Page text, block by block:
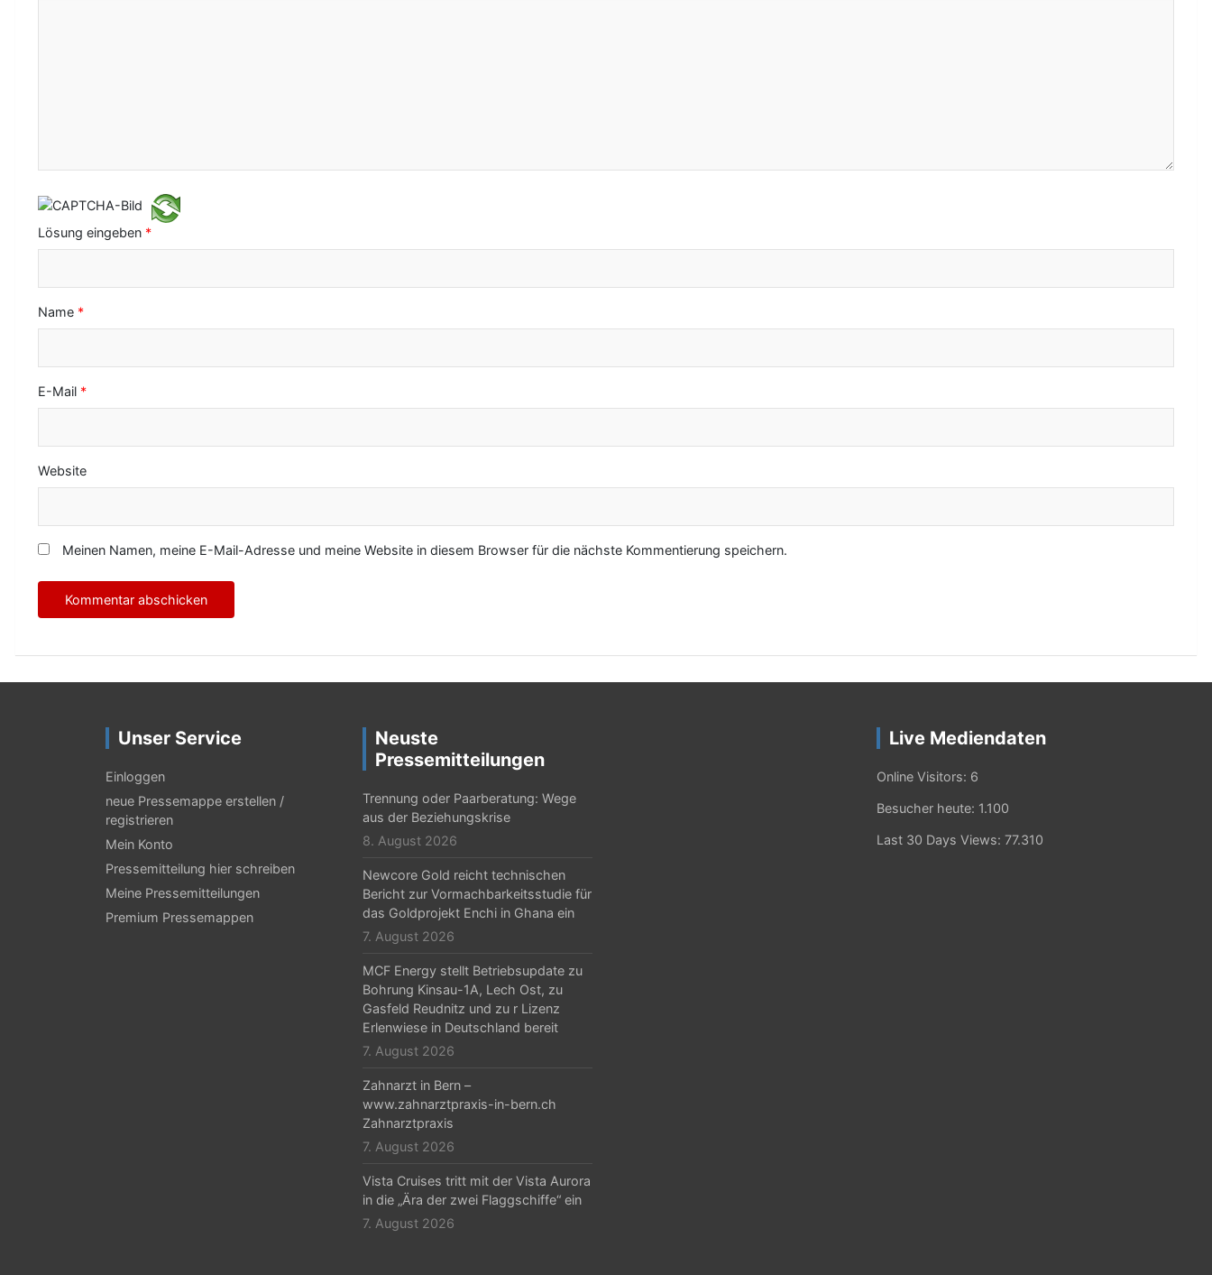
Lösung eingeben *
Name *
E-Mail *
Website
Meinen Namen, meine E-Mail-Adresse und meine Website in diesem Browser für die nächste Kommentierung speichern.
Unser Service
Einloggen
neue Pressemappe erstellen /
registrieren
Mein Konto
Pressemitteilung hier schreiben
Meine Pressemitteilungen
Premium Pressemappen
Neuste
Pressemitteilungen
Trennung oder Paarberatung: Wege
aus der Beziehungskrise
8. August 2026
Newcore Gold reicht technischen
Bericht zur Vormachbarkeitsstudie für
das Goldprojekt Enchi in Ghana ein
7. August 2026
MCF Energy stellt Betriebsupdate zu
Bohrung Kinsau-1A, Lech Ost, zu
Gasfeld Reudnitz und zu r Lizenz
Erlenwiese in Deutschland bereit
7. August 2026
Zahnarzt in Bern –
www.zahnarztpraxis-in-bern.ch
Zahnarztpraxis
7. August 2026
Vista Cruises tritt mit der Vista Aurora
in die „Ära der zwei Flaggschiffe“ ein
7. August 2026
Live Mediendaten
Online Visitors: 6
Besucher heute: 1.100
Last 30 Days Views: 77.310